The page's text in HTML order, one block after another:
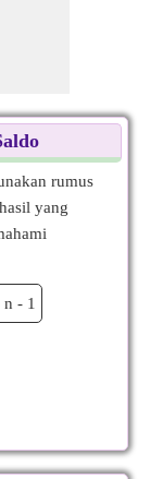
rumus
yang
n - 1